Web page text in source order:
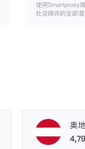
使用Smartproxy
社交媒体的全部潜
奥